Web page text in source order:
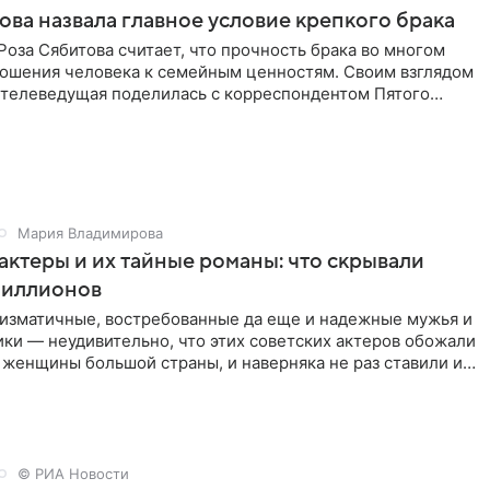
назвала главное условие крепкого брака
Сябитова считает, что прочность брака во многом
человека к семейным ценностям. Своим взглядом
поделилась с корреспондентом Пятого
Мария Владимирова
и их тайные романы: что скрывали
востребованные да еще и надежные мужья и
— неудивительно, что этих советских актеров обожали
большой страны, и наверняка не раз ставили их
© РИА Новости